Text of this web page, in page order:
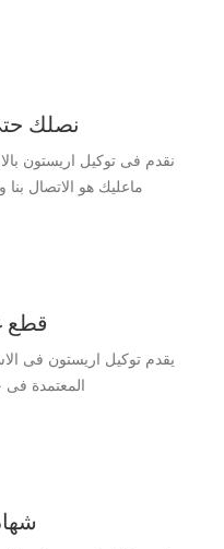
نصلك
نقدم فى توكيل اريستون
ماعليك هو الاتصال
قطع
يقدم توكيل اريستون فى
المعتمدة